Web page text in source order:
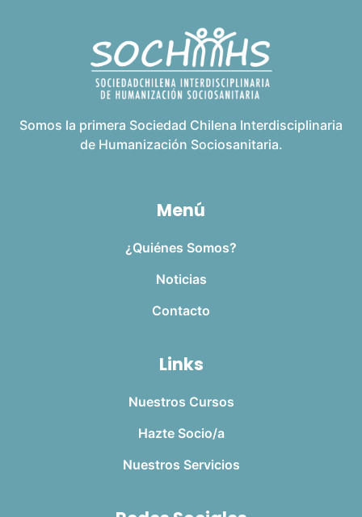
Somos la primera Sociedad Chilena Interdisciplinaria
de Humanización Sociosanitaria.
Menú
¿Quiénes Somos?
Noticias
Contacto
Links
Nuestros Cursos
Hazte Socio/a
Nuestros Servicios